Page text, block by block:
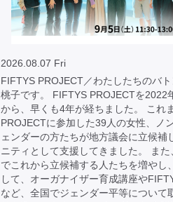
2026.08.07 Fri
FIFTYS PROJECT／わたしたちのバ
桃子です。 FIFTYS PROJECTを2022
から、早くも4年が経ちました。 これ
PROJECTに参加した39人の女性、ノ
ェンダーの方たちが地方議会に立候補
ニティとして支援してきました。 ま
でこれから立候補する人たちを増やし
して、オーガナイザー育成講座や
など、全国でジェンダー平等について